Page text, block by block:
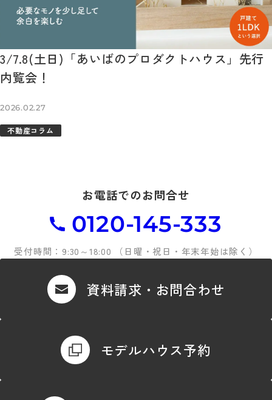
3/7.8(土日)「あいばのプロダクトハウス」先行
内覧会！
2026.02.27
不動産コラム
お電話でのお問合せ
0120-145-333
受付時間：9:30～18:00 （日曜・祝日・年末年始は除く）
資料請求・お問合わせ
モデルハウス予約